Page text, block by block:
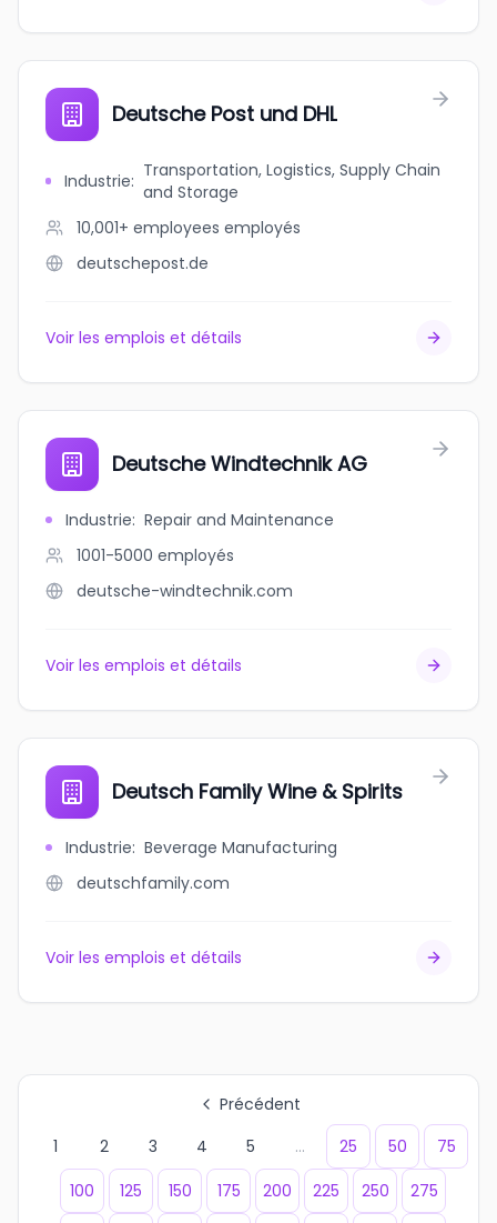
Deutsche Post und DHL
Industrie: Transportation, Logistics, Supply Chain
and Storage
10,001+ employees employés
deutschepost.de
Voir les emplois et détails
Deutsche Windtechnik AG
Industrie: Repair and Maintenance
1001-5000 employés
deutsche-windtechnik.com
Voir les emplois et détails
Deutsch Family Wine & Spirits
Industrie: Beverage Manufacturing
deutschfamily.com
Voir les emplois et détails
Précédent
1
2 3 4 5 ... 25 50
75
100
125 150 175 200 225 250 275